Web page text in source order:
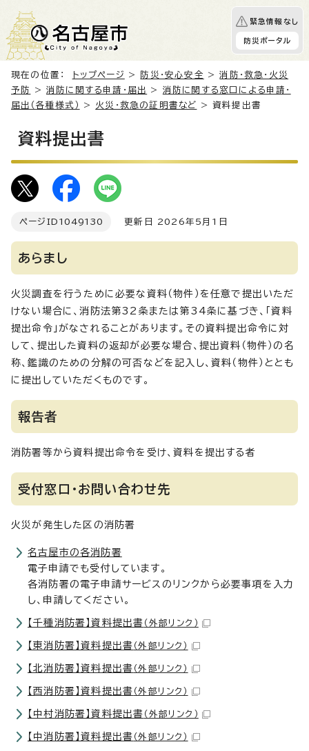
緊急情報なし
防災ポータル
現在の位置： トップページ > 防災・安心安全 >消防・救急・火災
予防
>消防に関する申請・届出 > 消防に関する窓口による申請・
届出（各種様式）
> 火災・救急の証明書など > 資料提出書
資料提出書
ページID 1049130 更新日 2026年5月1日
あらまし
火災調査を行うために必要な資料（物件）を任意で提出いただ
けない場合に、消防法第32条または第34条に基づき、「資料
提出命令」がなされることがあります。その資料提出命令に対
して、提出した資料の返却が必要な場合、提出資料（物件）の名
称、鑑識のための分解の可否などを記入し、資料（物件）ととも
に提出していただくものです。
報告者
消防署等から資料提出命令を受け、資料を提出する者
受付窓口・お問い合わせ先
火災が発生した区の消防署
名古屋市の各消防署
電子申請でも受付しています。
各消防署の電子申請サービスのリンクから必要事項を入力
し、申請してください。
【千種消防署】資料提出書 （外部リンク）
【東消防署】資料提出書 （外部リンク）
【北消防署】資料提出書 （外部リンク）
【西消防署】資料提出書 （外部リンク）
【中村消防署】資料提出書 （外部リンク）
【中消防署】資料提出書 （外部リンク）